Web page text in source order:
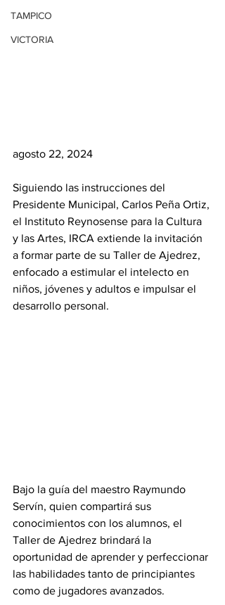
TAMPICO
VICTORIA
agosto 22, 2024
Siguiendo las instrucciones del
Presidente Municipal, Carlos Peña Ortiz,
el Instituto Reynosense para la Cultura
y las Artes, IRCA extiende la invitación
a formar parte de su Taller de Ajedrez,
enfocado a estimular el intelecto en
niños, jóvenes y adultos e impulsar el
desarrollo personal.
Bajo la guía del maestro Raymundo
Servín, quien compartirá sus
conocimientos con los alumnos, el
Taller de Ajedrez brindará la
oportunidad de aprender y perfeccionar
las habilidades tanto de principiantes
como de jugadores avanzados.